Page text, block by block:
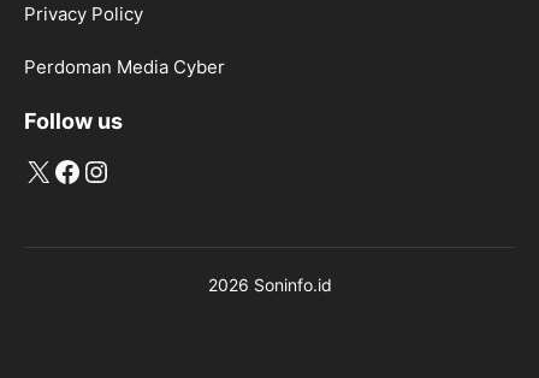
Privacy Policy
Perdoman Media Cyber
Follow us
X Facebook
Instagram
2026 Soninfo.id